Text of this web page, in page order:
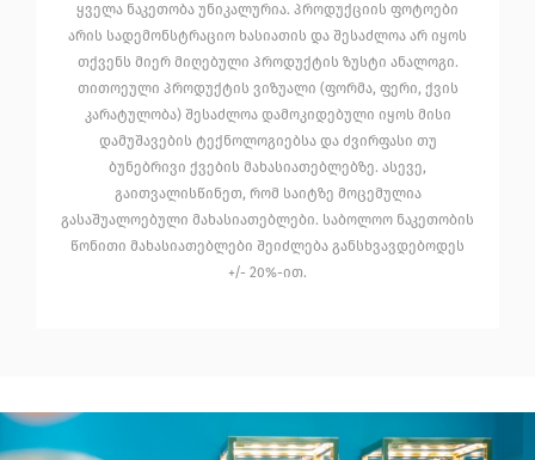
ყველა ნაკეთობა უნიკალურია. პროდუქციის ფოტოები
არის სადემონსტრაციო ხასიათის და შესაძლოა არ იყოს
თქვენს მიერ მიღებული პროდუქტის ზუსტი ანალოგი.
თითოეული პროდუქტის ვიზუალი (ფორმა, ფერი, ქვის
კარატულობა) შესაძლოა დამოკიდებული იყოს მისი
დამუშავების ტექნოლოგიებსა და ძვირფასი თუ
ბუნებრივი ქვების მახასიათებლებზე. ასევე,
გაითვალისწინეთ, რომ საიტზე მოცემულია
გასაშუალოებული მახასიათებლები. საბოლოო ნაკეთობის
წონითი მახასიათებლები შეიძლება განსხვავდებოდეს
+/- 20%-ით.